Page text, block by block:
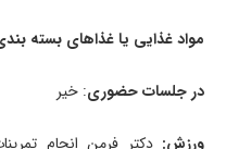
مواد غذایی یا غذاهای بسته
در جلسات حضوری: خیر
ورزش: دکتر فرمن انجام